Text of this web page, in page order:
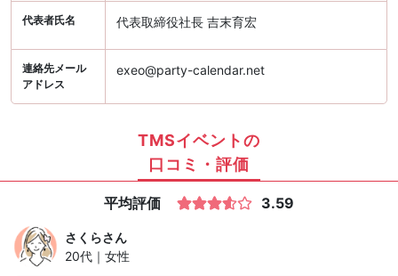
代表者氏名 代表取締役社長 吉末育宏
連絡先メール
アドレス
exeo@party-calendar.net
TMSイベントの
口コミ・評価
平均評価 3.59
さくらさん
20代｜女性